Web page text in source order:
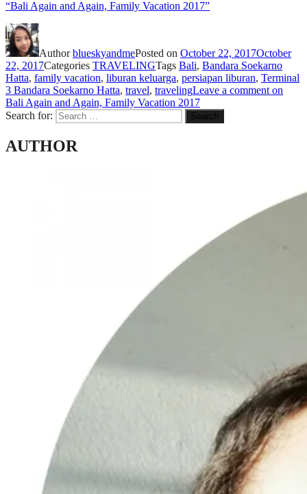
“Bali Again and Again, Family Vacation 2017”
AuthorblueskyandmePosted on October 22, 2017October
22, 2017Categories TRAVELINGTags Bali, Bandara Soekarno
Hatta, family vacation, liburan keluarga, persiapan liburan, Terminal
3 Bandara Soekarno Hatta, travel, travelingLeave a comment on
Bali Again and Again, Family Vacation 2017
Search for:
Search
AUTHOR